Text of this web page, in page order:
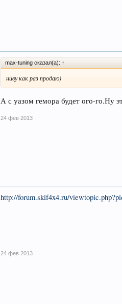
max-tuning сказал(а): ↑
ниву как раз продаю)
А с уазом гемора будет ого-го.Ну
24 фев 2013
http://forum.skif4x4.ru/
24 фев 2013